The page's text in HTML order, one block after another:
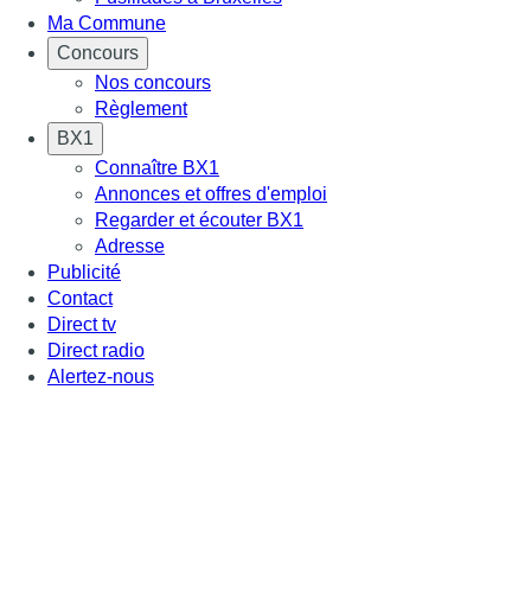
Ma Commune
Concours
Nos concours
Règlement
BX1
Connaître BX1
Annonces et offres d'emploi
Regarder et écouter BX1
Adresse
Publicité
Contact
Direct tv
Direct radio
Alertez-nous